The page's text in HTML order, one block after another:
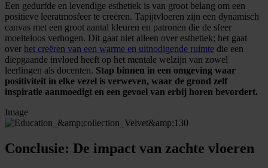
Een gedurfde en levendige esthetiek is van groot belang om een
positieve leeratmosfeer te creëren. Tapijtvloeren zijn een dynamisch
canvas met een groot aantal kleuren en patronen die de sfeer
moeiteloos verhogen. Dit gaat niet alleen over esthetiek; het gaat
over het creëren van een warme en uitnodigende ruimte die een
diepgaande invloed heeft op het mentale welzijn van zowel
leerlingen als docenten. Stap binnen in een omgeving waar
positiviteit in elke vezel is verweven, waar de grond zelf
inspiratie aanmoedigt en een gevoel van erbij horen bevordert.
Image
Conclusie: De impact van zachte vloeren